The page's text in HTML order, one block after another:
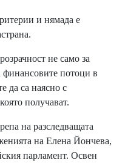
и нямада е
не само за
финансовите потоци в
да са наясно с
получават.
на разследващата
на Елена Йончева,
парламент. Освен